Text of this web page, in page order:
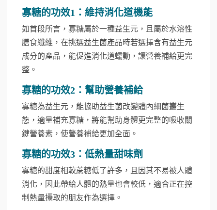
寡糖的功效1：維持消化道機能
如首段所言，寡糖屬於一種益生元，且屬於水溶性
膳食纖維，在挑選益生菌產品時若選擇含有益生元
成分的產品，能促進消化道蠕動，讓營養補給更完
整。
寡糖的功效2：幫助營養補給
寡糖為益生元，能協助益生菌改變體內細菌叢生
態，適量補充寡糖，將能幫助身體更完整的吸收關
鍵營養素，使營養補給更加全面。
寡糖的功效3：低熱量甜味劑
寡糖的甜度相較蔗糖低了許多，且因其不易被人體
消化，因此帶給人體的熱量也會較低，適合正在控
制熱量攝取的朋友作為選擇。